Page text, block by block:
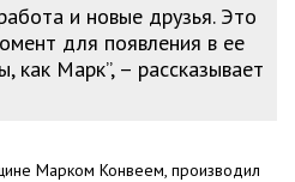
и новые друзья. Это
для появления в ее
как Марк”, – рассказывает
Марком Конвеем, производил